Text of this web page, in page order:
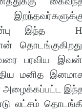
பண்பு இந்த
பரவிய
மனித
அழைக்கப்பட்ட
லட்சம்